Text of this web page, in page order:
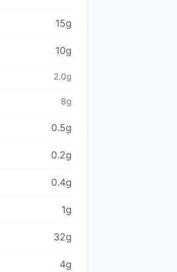
15g
10g
2.0g
8g
0.5g
0.2g
0.4g
1g
32g
4g